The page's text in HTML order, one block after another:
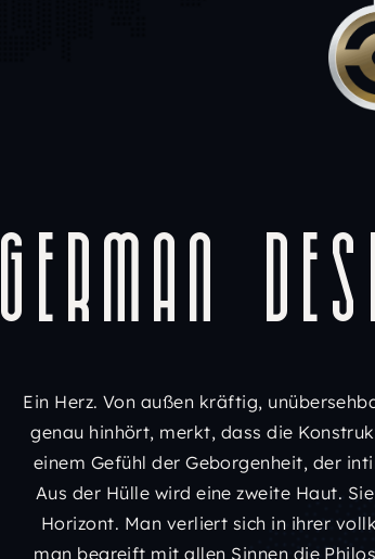
German
Ein Herz. Von außen kräftig,
genau hinhört, merkt, dass die
einem Gefühl der Geborgenheit, der
Aus der Hülle wird eine zweite Haut.
Horizont. Man verliert sich in ihrer
man begreift mit allen Sinnen die